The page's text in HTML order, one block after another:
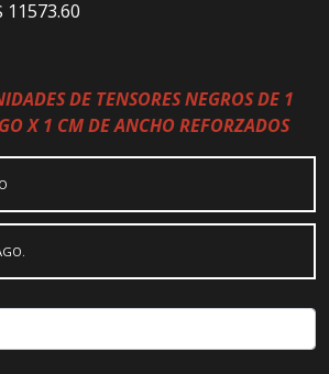
11573.60
DE TENSORES NEGROS DE 1
X 1 CM DE ANCHO REFORZADOS